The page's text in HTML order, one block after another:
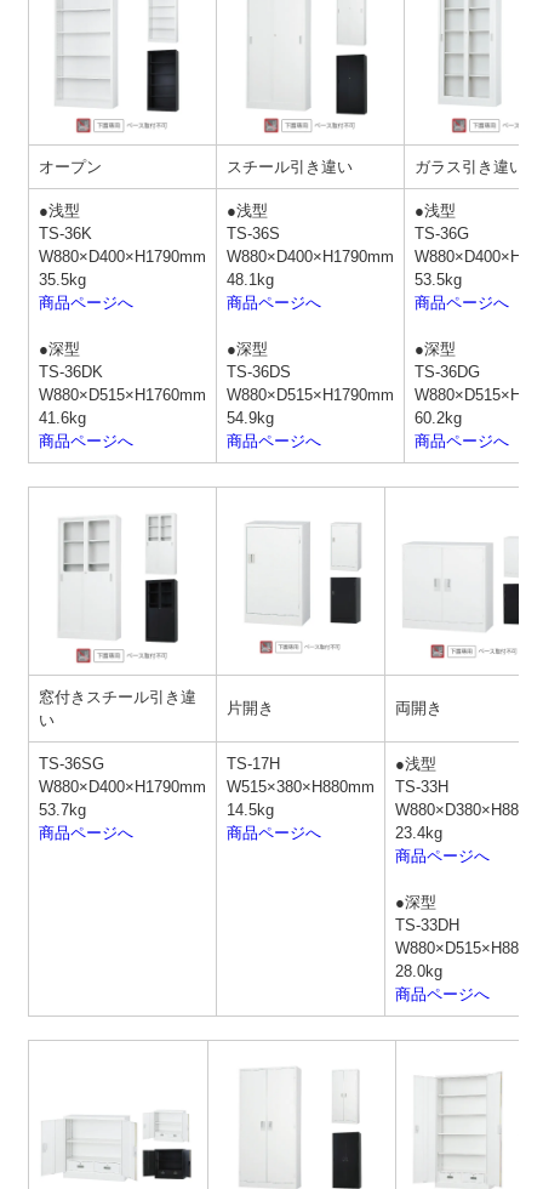
オープン スチール引き違い ガラス引き違い
●浅型
TS-36K
W880×D400×H1790mm
35.5kg
商品ページへ
●深型
TS-36DK
W880×D515×H1760mm
41.6kg
商品ページへ
●浅型
TS-36S
W880×D400×H1790mm
48.1kg
商品ページへ
●深型
TS-36DS
W880×D515×H1790mm
54.9kg
商品ページへ
●浅型
TS-36G
53.5kg
商品ページへ
●深型
TS-36DG
60.2kg
商品ページへ
窓付きスチール引き違
い
片開き 両開き
TS-36SG
W880×D400×H1790mm
53.7kg
商品ページへ
TS-17H
W515×380×H880mm
14.5kg
商品ページへ
●浅型
TS-33H
23.4kg
商品ページへ
●深型
TS-33DH
28.0kg
商品ページへ